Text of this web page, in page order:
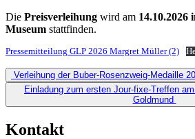
Die Preisverleihung wird am 14.10.2026
Museum stattfinden.
Pressemitteilung GLP 2026 Margret Müller (2)
Beitragsnavigation
Verleihung der Buber-Rosenzweig-Medaille
Einladung zum ersten Jour-fixe-Treffen
Goldmund
Kontakt